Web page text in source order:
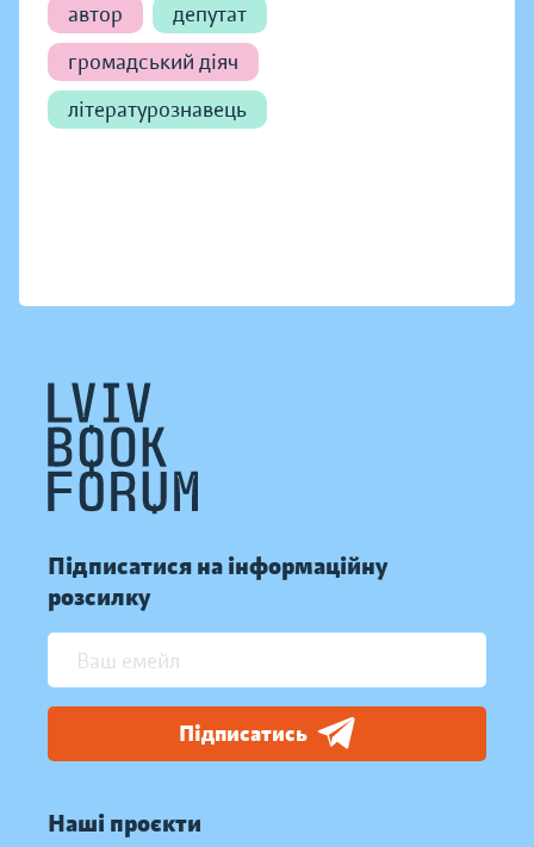
автор
депутат
громадський діяч
літературознавець
Підписатися на інформаційну
розсилку
Підписатись
Наші проєкти